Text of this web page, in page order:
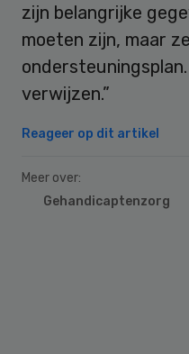
zijn belangrijke
moeten zijn, maar
verwijzen.”
Reageer op dit artikel
Meer over:
Gehandicaptenzorg